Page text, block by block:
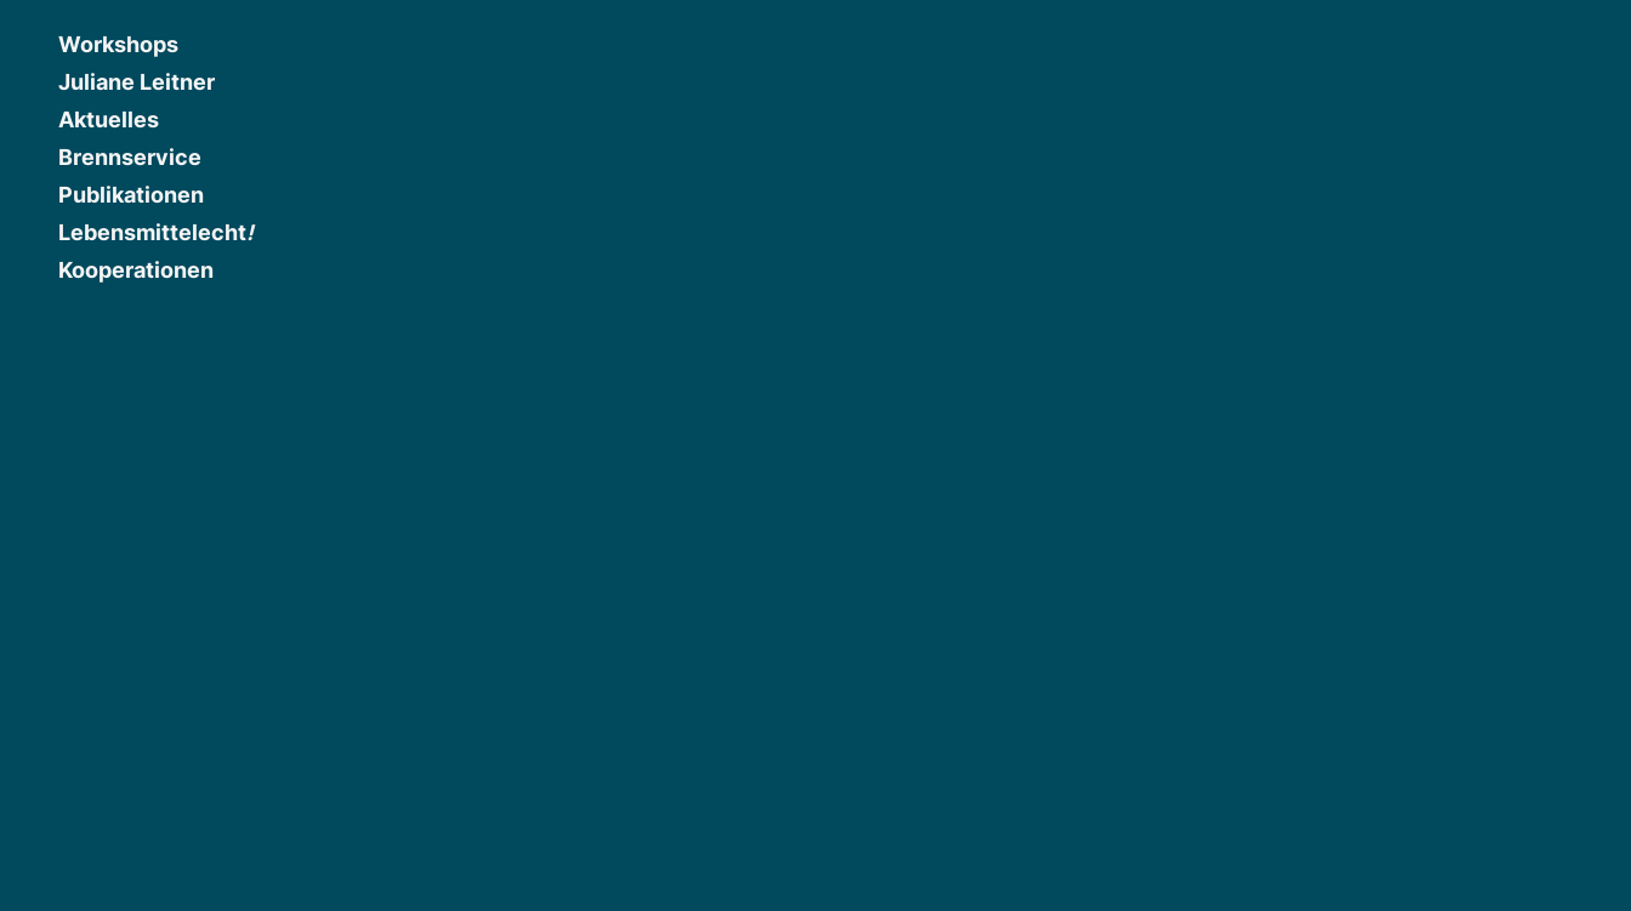
Workshops
Juliane Leitner
Aktuelles
Brennservice
Publikationen
Lebensmittelecht!
Kooperationen